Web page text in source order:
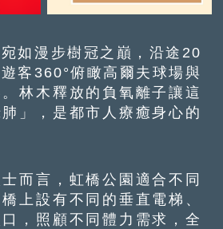
漫步樹冠之巔，沿途20
客360°俯瞰高爾夫球場與
林木釋放的負氧離子讓這
」，是都市人療癒身心的
言，虹橋公園適合不同
上設有不同的垂直電梯、
，照顧不同體力需求，全